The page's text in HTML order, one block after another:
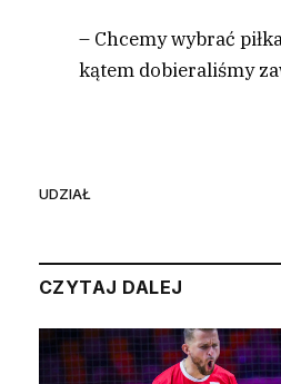
– Chcemy wybrać
kątem dobieraliśmy
UDZIAŁ
CZYTAJ DALEJ